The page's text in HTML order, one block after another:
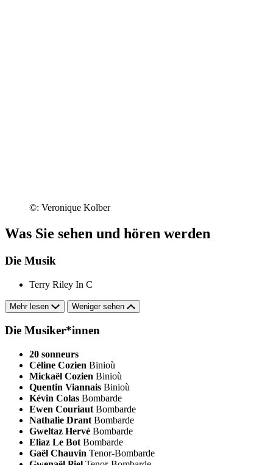
©: Veronique Kolber
Was Sie sehen und hören werden
Die Musik
Terry Riley In C
Mehr lesen Weniger sehen
Die Musiker*innen
20 sonneurs
Céline Cozien Binioù
Mickaël Cozien Binioù
Quentin Viannais Binioù
Kévin Colas Bombarde
Ewen Couriaut Bombarde
Nathalie Drant Bombarde
Gweltaz Hervé Bombarde
Eliaz Le Bot Bombarde
Gaël Chauvin Tenor-Bombarde